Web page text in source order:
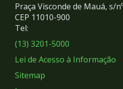
Redes
Sociais
Praça Visconde de Mauá, s/
CEP 11010-900
Tel:
(13) 3201-5000
Lei de Acesso à Informação
Sitemap